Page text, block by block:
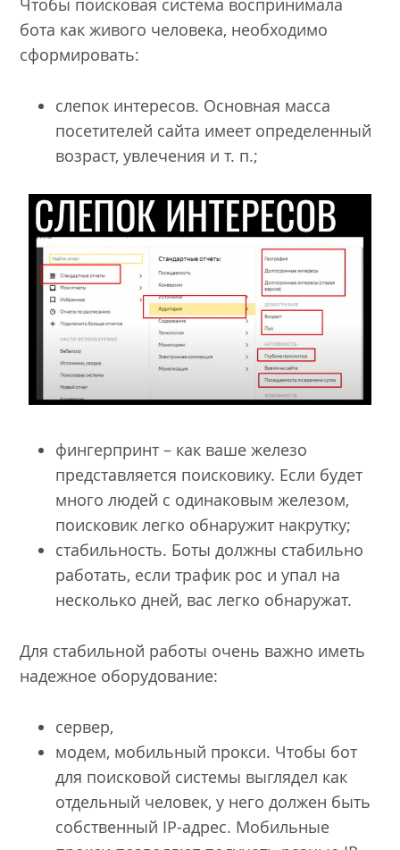
Чтобы поисковая система воспринимала
бота как живого человека, необходимо
сформировать:
слепок интересов. Основная масса
посетителей сайта имеет определенный
возраст, увлечения и т. п.;
фингерпринт – как ваше железо
представляется поисковику. Если будет
много людей с одинаковым железом,
поисковик легко обнаружит накрутку;
стабильность. Боты должны стабильно
работать, если трафик рос и упал на
несколько дней, вас легко обнаружат.
Для стабильной работы очень важно иметь
надежное оборудование:
сервер,
модем, мобильный прокси. Чтобы бот
для поисковой системы выглядел как
отдельный человек, у него должен быть
собственный IP-адрес. Мобильные